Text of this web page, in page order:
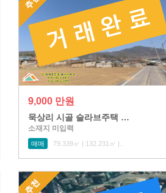
9,000 만원
묵상리 시골 슬라브주택 …
소재지 미입력
매매 79.339㎡ | 132.231㎡ |..